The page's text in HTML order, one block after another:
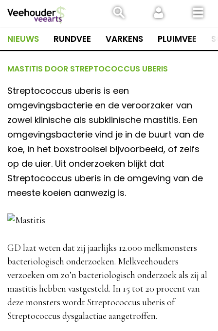
naar
inhoud
NIEUWS RUNDVEE VARKENS PLUIMVEE
MASTITIS DOOR STREPTOCOCCUS UBERIS
Streptococcus uberis is een
omgevingsbacterie en de veroorzaker van
zowel klinische als subklinische mastitis. Een
omgevingsbacterie vind je in de buurt van de
koe, in het boxstrooisel bijvoorbeeld, of zelfs
op de uier. Uit onderzoeken blijkt dat
Streptococcus uberis in de omgeving van de
meeste koeien aanwezig is.
GD laat weten dat zij jaarlijks 12.000 melkmonsters
bacteriologisch onderzoeken. Melkveehouders
verzoeken om zo’n bacteriologisch onderzoek als zij al
mastitis hebben vastgesteld. In 15 tot 20 procent van
deze monsters wordt Streptococcus uberis of
Streptococcus dysgalactiae aangetroffen.